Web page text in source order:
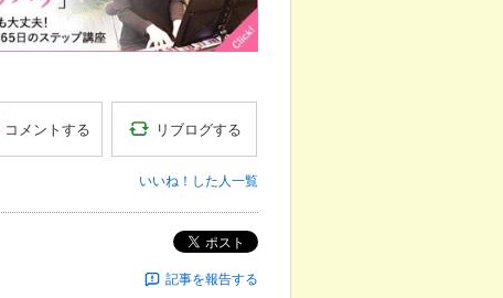
コメントする リブログする
いいね！した人一覧
ポスト
記事を報告する